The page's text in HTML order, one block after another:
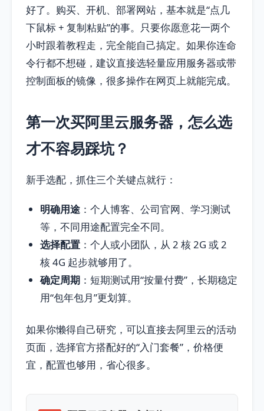
好了。购买、开机、部署网站，基本就是“点几
下鼠标 + 复制粘贴”的事。只要你愿意花一两个
小时跟着教程走，完全能自己搞定。如果你连命
令行都不想碰，建议直接选轻量应用服务器或带
控制面板的镜像，很多操作在网页上就能完成。
第一次买阿里云服务器，怎么选
才不容易踩坑？
新手选配，抓住三个关键点就行：
明确用途 ：个人博客、公司官网、学习测试
等，不同用途配置完全不同。
选择配置 ：个人或小团队，从 2 核 2G 或 2
核 4G 起步就够用了。
确定周期 ：短期测试用“按量付费”，长期稳定
用“包年包月”更划算。
如果你懒得自己研究，可以直接去阿里云的活动
页面，选择官方搭配好的“入门套餐”，价格便
宜，配置也够用，省心很多。